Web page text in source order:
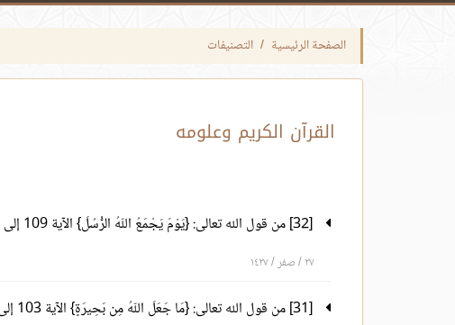
الصفحة الرئيسية التصنيفات
القرآن الكريم وعلومه
[32] من قول الله تعالى: {يَوْمَ يَجْمَعُ اللّهُ الرُّسُلَ} الآية 109 إلى قوله تعالى: {وَاشْهَدْ بِأَنَّنَا مُسْلِمُونَ} الآية 111
٢٧ / صفر / ١٤٢٧
[31] من قول الله تعالى: {مَا جَعَلَ اللّهُ مِن بَحِيرَةٍ} الآية 103 إلى قوله تعالى: {وَاللّهُ لاَ يَهْدِي الْقَوْمَ الْفَاسِقِينَ} الآية 108